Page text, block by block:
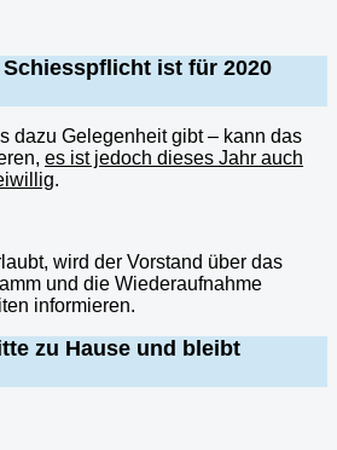
ist für 2020
dazu Gelegenheit gibt – kann das
es ist jedoch dieses Jahr auch
.
wird der Vorstand über das
und die Wiederaufnahme
informieren.
zu Hause und bleibt